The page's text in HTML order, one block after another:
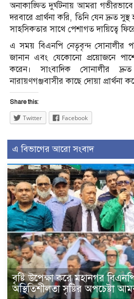
অনাকাঙ্ক্ষিত দুর্ঘটনায় আমরা
দরবারে প্রার্থনা করি, তিনি যেন দ্রুত
সাহসিকতার সাথে পেশাগত দায়িত্বে
এ সময় বিএনপি নেতৃবৃন্দ সোনালীর
জানান এবং যেকোনো প্রয়োজনে
করেন। সাংবাদিক সোনালীর
নারায়ণগঞ্জবাসীর কাছে দোয়া প্রার্থনা
Share this:
Twitter Facebook
এ বিভাগের আরো সংবাদ
বৃষ্টি উপেক্ষা করে মহানগর
অস্থিতিশীলতা সৃষ্টির অপচেষ্টা